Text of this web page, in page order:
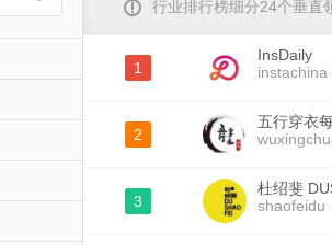
行业排行榜细分24个垂直
1
InsDaily
instachina
2
五行穿衣
3
杜绍斐
shaofeidu